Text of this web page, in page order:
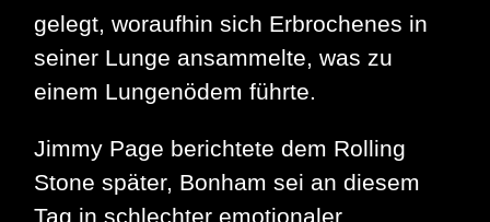
gelegt, woraufhin sich Erbrochenes in
seiner Lunge ansammelte, was zu
einem Lungenödem führte.
Jimmy Page berichtete dem Rolling
Stone später, Bonham sei an diesem
Tag in schlechter emotionaler